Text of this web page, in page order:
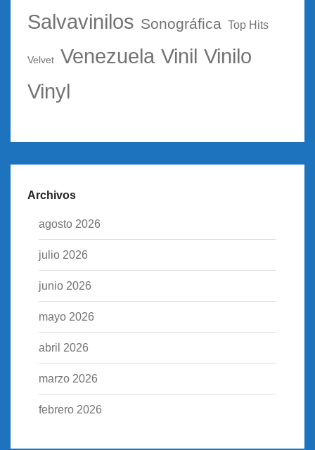
Salvavinilos Sonográfica Top Hits
Velvet Venezuela Vinil Vinilo
Vinyl
Archivos
agosto 2026
julio 2026
junio 2026
mayo 2026
abril 2026
marzo 2026
febrero 2026